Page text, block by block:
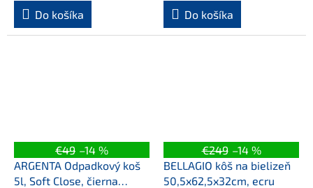
Do košíka Do košíka
€49 –14 %
ARGENTA Odpadkový koš
5l, Soft Close, čierna
€249 –14 %
BELLAGIO kôš na bielizeň
50,5x62,5x32cm, ecru